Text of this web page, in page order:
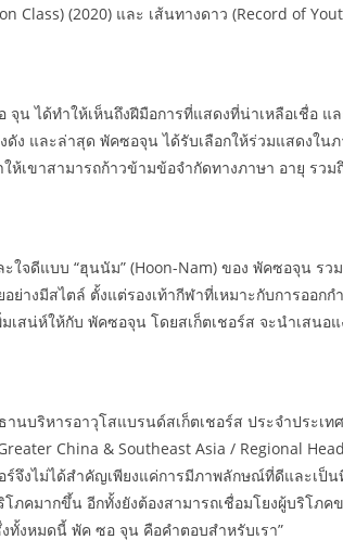
Class) (2020) และ เส้นทางดาว (Record of
จุน ได้ทำให้เห็นถึงฝีมือการที่แสดงที่น่าเหลือเชื่อ
ง และล่าสุด พัคซอจุน ได้รับเลือกให้ร่วมแสดงใน
ให้เขาสามารถก้าวข้ามข้อจำกัดทางภาษา อายุ รวม
ะใจดีแบบ “ฮุนนัม” (Hoon-Nam) ของ พัคซอจุน
ย่างมีสไตล์ ตั้งแต่รองเท้ากีฬาที่เหมาะกับการออก
เสน่ห์ให้กับ พัคซอจุน โดยสเก็ตเชอร์ส จะนำเสน
นบริหารอาวุโสแบรนด์สเก็ตเชอร์ส ประจำประเท
China & Southeast Asia / Regional
ร์จึงไม่ได้สำคัญเพียงแค่การมีภาพลักษณ์ที่ดีและเป็
ภคมากขึ้น อีกทั้งยังต้องสามารถเชื่อมโยงผู้บริโภ
ทั้งหมดนี้ พัค ซอ จุน คือคำตอบสำหรับเรา”